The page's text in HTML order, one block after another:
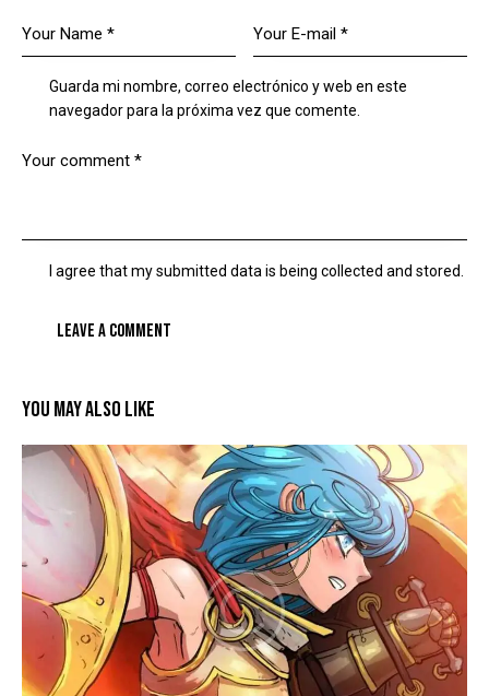
Guarda mi nombre, correo electrónico y web en este
navegador para la próxima vez que comente.
I agree that my submitted data is being collected and stored.
YOU MAY ALSO LIKE